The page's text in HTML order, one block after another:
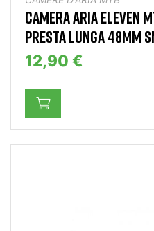
CAMERA ARIA
PRESTA LUNGA 48MM
12,90 €